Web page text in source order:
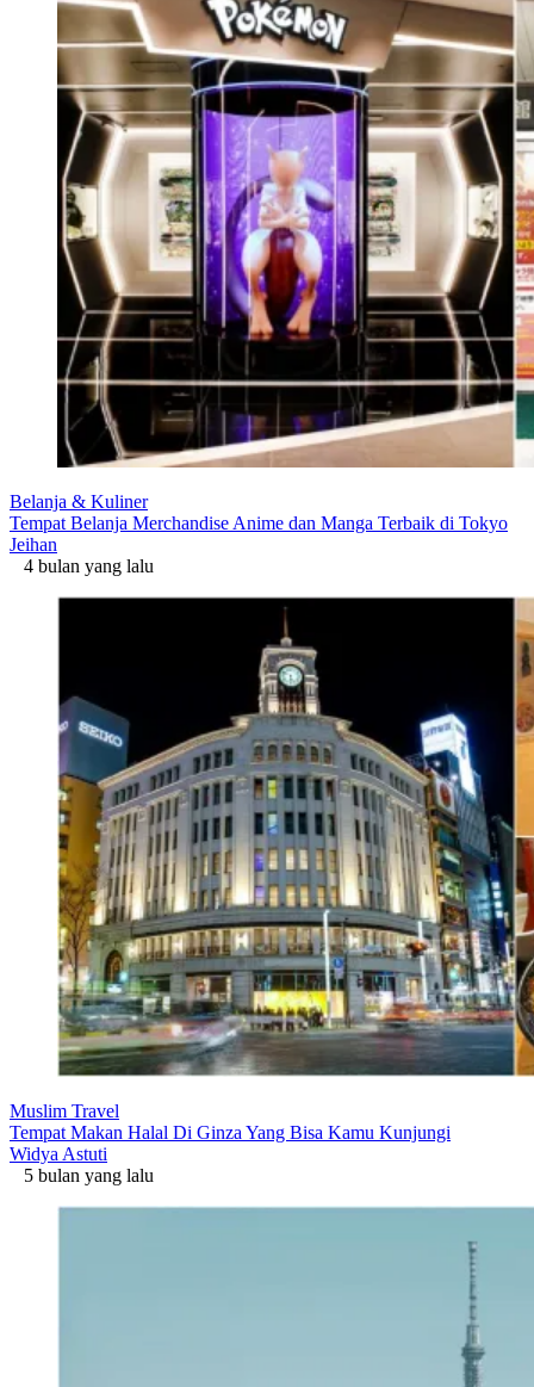
Belanja & Kuliner
Tempat Belanja Merchandise Anime dan Manga Terbaik di Tokyo
Jeihan
4 bulan yang lalu
Muslim Travel
Tempat Makan Halal Di Ginza Yang Bisa Kamu Kunjungi
Widya Astuti
5 bulan yang lalu